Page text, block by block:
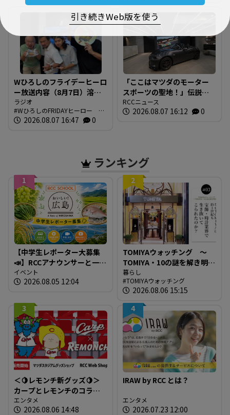
引き続きWeb版を使う
Wひろしのフライデーヒーロ
ー放送内容（8月7日）溶け
てませんか？
ラジオ
WひろしのFRIDAYヒーロー 今
日の放送内容
2026.08.07 16:47 0
「ここはマツダのモーター
スポーツの聖地！」伝説の
レーシングドライバーが証
言する東京の販売店がマツ
RCCニュース
2026.08.07 16:12 0
ランキング
1
【中学生レポーター大募集
📣】RCCアナウンサーと一緒
に「広島の食」の現場を取
材しよう！
イベント
2026.08.05 12:04
2
TOMIYAウォッチング ～
TOMIYA・10の謎を解き明か
す～ 謎03 「なぜTOMIYAは
約1世紀も宝飾・時計業界で
生き抜いてこられたの
か？」
暮らし
TOMIYAウォッチング
2026.08.06 15:15
3
＜🍋レモンチ新グッズ🍋＞
カープとレモンチのコラボ
グッズが登場！
エンタメ
2026.08.06 14:48
4
IRAW by RCC とは？
エンタメ
2026.07.23 12:00